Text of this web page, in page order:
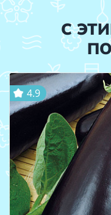
С
4.9